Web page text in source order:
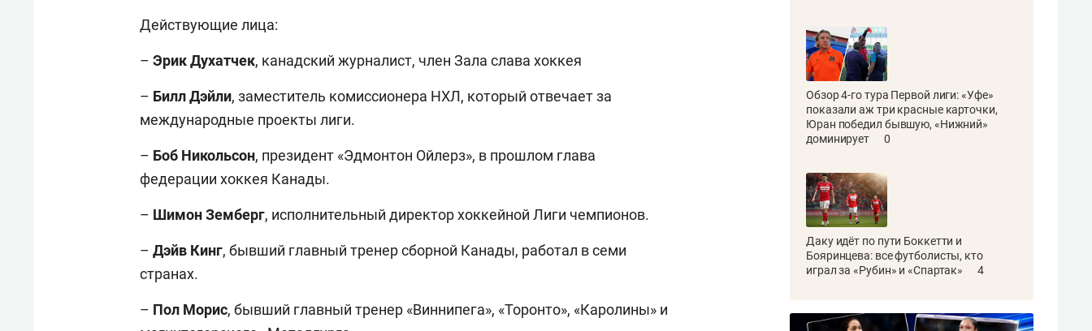
Действующие лица:
– ЭрикДухатчек, канадский журналист, член Зала слава хоккея
– БиллДэйли, заместитель комиссионера НХЛ, который отвечает за
международные проекты лиги.
– Боб Никольсон, президент «Эдмонтон Ойлерз», в прошлом глава
федерации хоккея Канады.
– ШимонЗемберг, исполнительный директор хоккейной Лиги чемпионов.
– Дэйв Кинг, бывший главный тренер сборной Канады, работал в семи
странах.
– Пол Морис, бывший главный тренер «Виннипега», «Торонто», «Каролины» и
Обзор 4-го тура Первой лиги: «Уфе»
показали аж три красные карточки,
Юран победил бывшую, «Нижний»
доминирует
0
Даку идёт по пути Боккетти и
Бояринцева: все футболисты, кто
играл за «Рубин» и «Спартак»
4